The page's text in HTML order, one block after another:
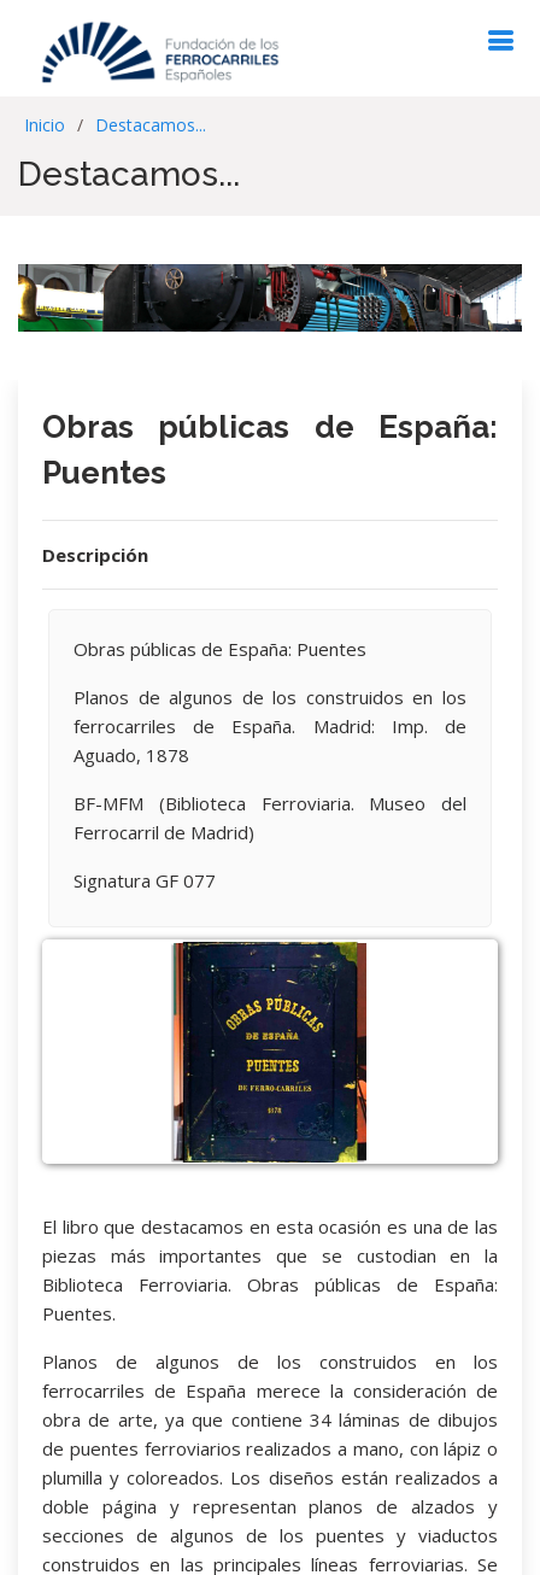
Inicio Destacamos...
Destacamos...
Obras públicas de España:
Puentes
Descripción
Obras públicas de España: Puentes
Planos de algunos de los construidos en los
ferrocarriles de España. Madrid: Imp. de
Aguado, 1878
BF-MFM (Biblioteca Ferroviaria. Museo del
Ferrocarril de Madrid)
Signatura GF 077
El libro que destacamos en esta ocasión es una de las
piezas más importantes que se custodian en la
Biblioteca Ferroviaria. Obras públicas de España:
Puentes.
Planos de algunos de los construidos en los
ferrocarriles de España merece la consideración de
obra de arte, ya que contiene 34 láminas de dibujos
de puentes ferroviarios realizados a mano, con lápiz o
plumilla y coloreados. Los diseños están realizados a
doble página y representan planos de alzados y
secciones de algunos de los puentes y viaductos
construidos en las principales líneas ferroviarias. Se